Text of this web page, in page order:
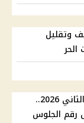
وتقليل
امتحانات الثانوية العامة الدور الثاني 2026..
رقم الجلوس